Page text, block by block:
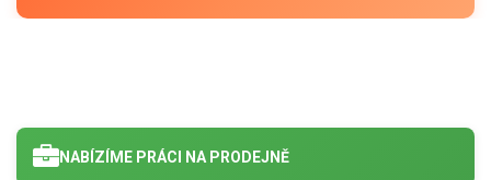
NABÍZÍME PRÁCI NA PRODEJNĚ